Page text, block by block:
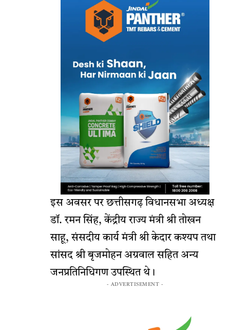
इस अवसर पर छत्तीसगढ़ विधानसभा अध्यक्ष
डॉ. रमन सिंह, केंद्रीय राज्य मंत्री श्री तोखन
साहू, संसदीय कार्य मंत्री श्री केदार कश्यप तथा
सांसद श्री बृजमोहन अग्रवाल सहित अन्य
जनप्रतिनिधिगण उपस्थित थे।
- ADVERTISEMENT -